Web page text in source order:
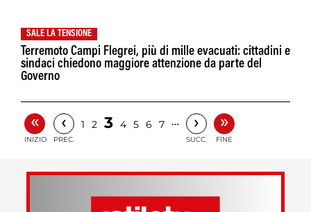
SALE LA TENSIONE
Terremoto Campi Flegrei, più di mille evacuati: cittadini e
sindaci chiedono maggiore attenzione da parte del
Governo
«
INIZIO
‹
PREC.
1 2 3 4 5 6 7 … ›
SUCC.
»
FINE